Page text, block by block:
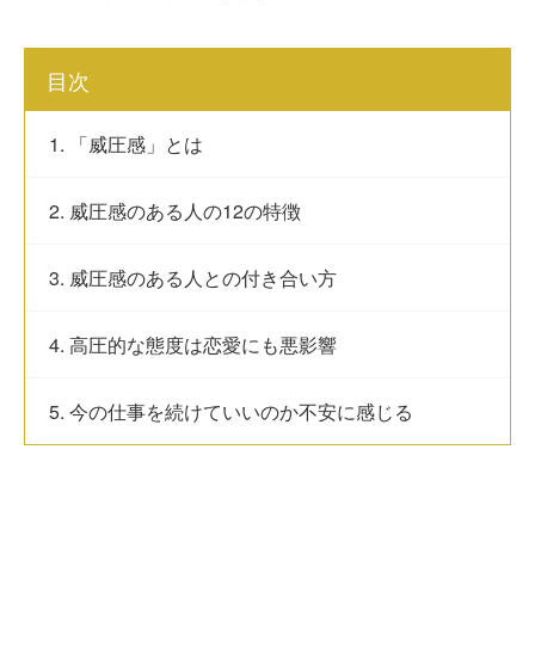
目次
1. 「威圧感」とは
2. 威圧感のある人の12の特徴
3. 威圧感のある人との付き合い方
4. 高圧的な態度は恋愛にも悪影響
5. 今の仕事を続けていいのか不安に感じる